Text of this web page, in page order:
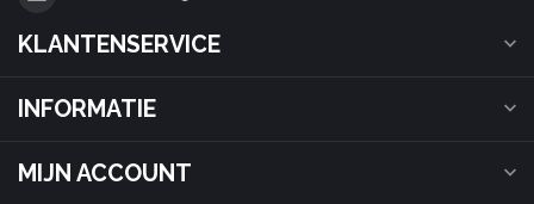
KLANTENSERVICE
INFORMATIE
MIJN ACCOUNT